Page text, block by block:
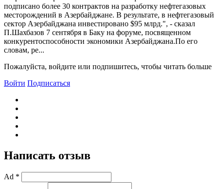
подписано более 30 контрактов на разработку нефтегазовых
месторождений в Азербайджане. B результате, в нефтегазовый
сектор Азербайджана инвестировано $95 млрд.", - сказал
П.Шахбазов 7 сентября в Баку на форуме, посвященном
конкурентоспособности экономики Азербайджана.По его
словам, ре...
Пожалуйста, войдите или подпишитесь, чтобы читать больше
Войти Подписаться
Написать отзыв
Ad *